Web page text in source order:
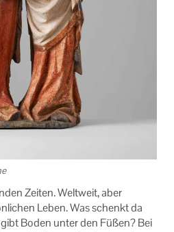
Zei­ten. Welt­weit, aber
Leben. Was schenkt da
Boden unter den Füßen? Bei